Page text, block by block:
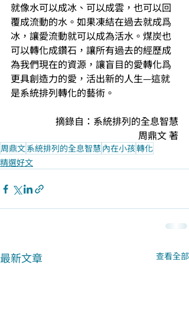
就像水可以成冰、可以成雲，也可以回
覆成流動的水。如果凍結在過去就成爲
冰，讓愛流動就可以成為活水。煤炭也
可以轉化成鑽石，讓所有過去的經歷成
為我們現在的資源，讓盲目的愛轉化爲
更具創造力的愛，活出新的人生—這就
是系統排列轉化的藝術。
摘錄自：系統排列的全息智慧
周鼎文 著
周鼎文系統排列的全息智慧內在小孩轉化
精選好文
最新文章 查看全部